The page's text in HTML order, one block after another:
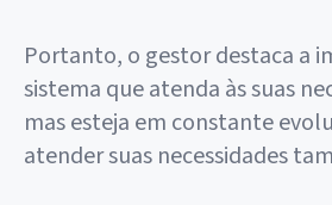
Portanto, o gestor destaca a
sistema que atenda às suas
mas esteja em constante
atender suas necessidades